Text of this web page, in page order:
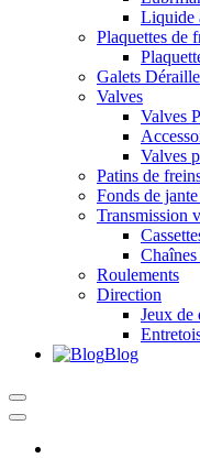
Liquide
Plaquettes de
Galets
Valves
Valves
Valves
Patins de
Fonds de
Transmission
Roulements
Direction
Jeux de
Blog